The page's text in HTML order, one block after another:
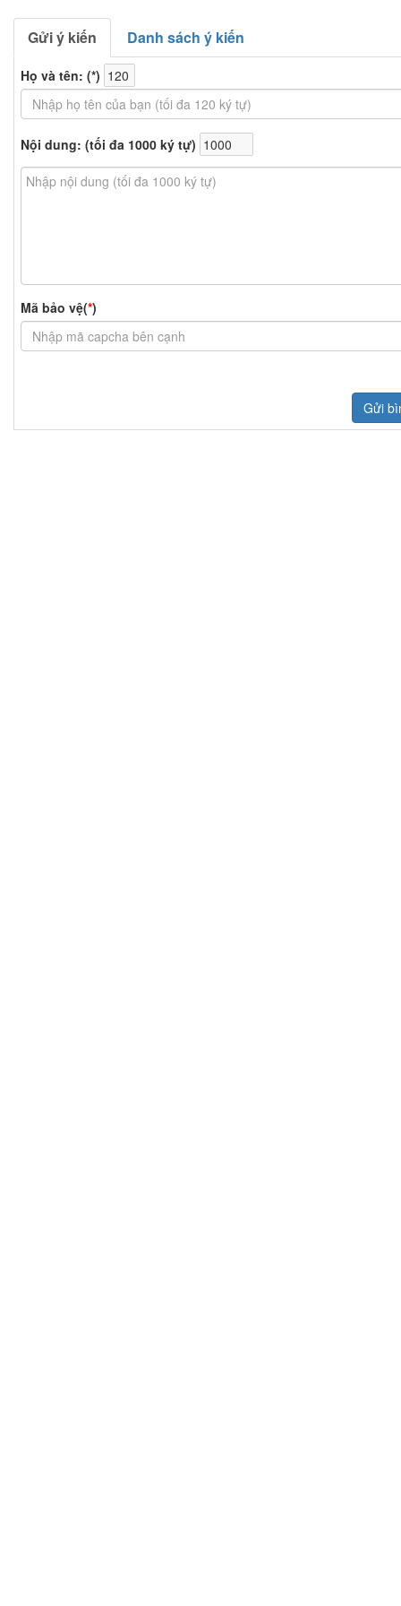
Gửi ý kiến Danh sách ý kiến
Họ và tên: (*)
Nội dung: (tối đa 1000 ký tự)
Mã bảo vệ(*)